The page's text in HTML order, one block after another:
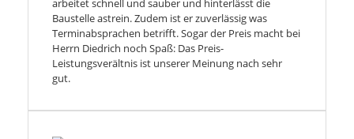
arbeitet schnell und sauber und hinterlässt die
Baustelle astrein. Zudem ist er zuverlässig was
Terminabsprachen betrifft. Sogar der Preis macht bei
Herrn Diedrich noch Spaß: Das Preis-
Leistungsverältnis ist unserer Meinung nach sehr
gut.